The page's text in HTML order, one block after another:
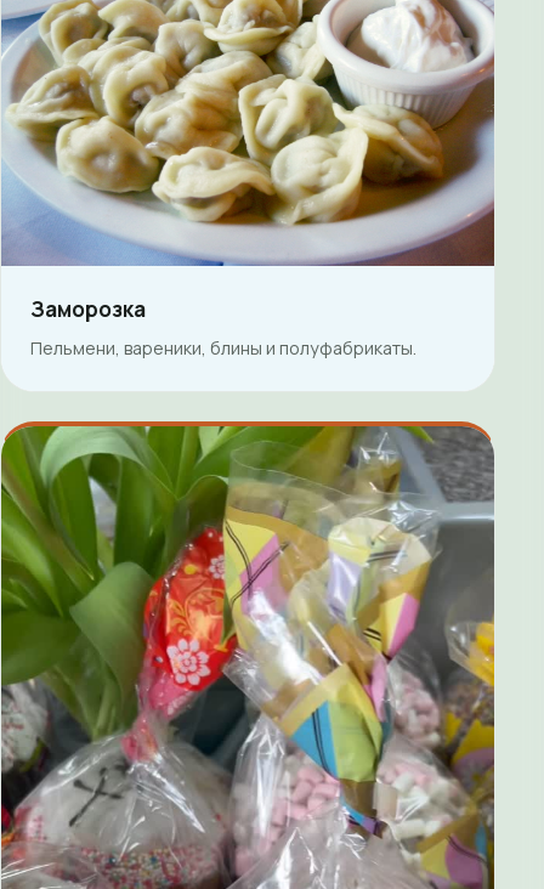
Заморозка
Пельмени, вареники, блины и полуфабрикаты.